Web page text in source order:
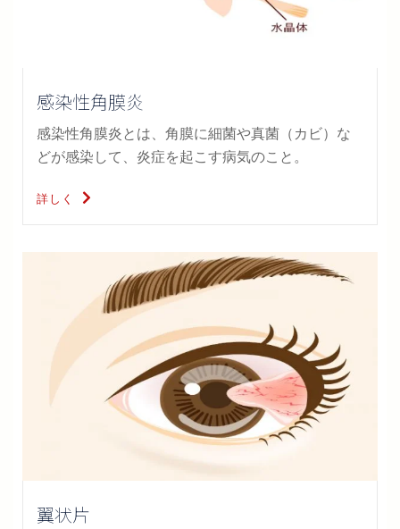
感染性角膜炎
感染性角膜炎とは、角膜に細菌や真菌（カビ）な
どが感染して、炎症を起こす病気のこと。
詳しく
翼状片